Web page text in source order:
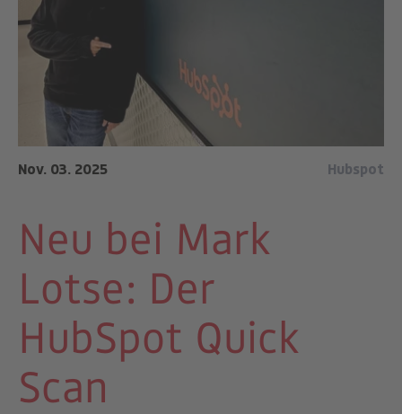
Nov. 03. 2025 Hubspot
Neu bei Mark
Lotse: Der
HubSpot Quick
Scan